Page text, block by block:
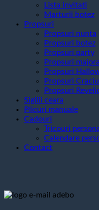
Lista invitati
Marturii botez
Propsuri
Propsuri nunta
Propsuri botez
Propsuri party
Propsuri
Propsuri
Propsuri
Propsuri
Sigilii ceara
Plicuri manuale
Cadouri
Tricouri
Calendare
Contact